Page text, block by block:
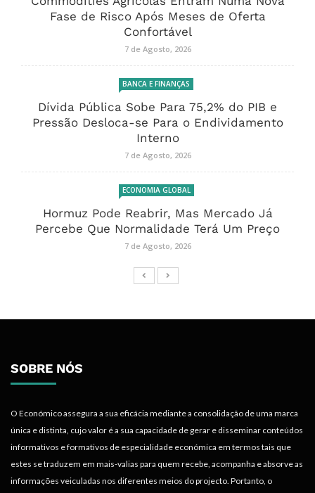
Fase de Risco Após Meses de Oferta
Confortável
7 de Agosto, 2026
BANCA E FINANÇAS
Dívida Pública Sobe Para 75,2% do PIB e
Pressão Desloca-se Para o Endividamento
Interno
7 de Agosto, 2026
ECONOMIA GLOBAL
Hormuz Pode Reabrir, Mas Mercado Já
Percebe Que Normalidade Terá Um Preço
7 de Agosto, 2026
SOBRE NÓS
O Económico assegura a sua eficácia mediante a consolidação de uma marca
única e distinta, cujo valor é a sua capacidade de gerar e disseminar conteúdos
informativos e formativos de especialidade económica em termos tais que
estes se traduzem em mais-valias para quem recebe, acompanha e absorve as
informações veiculadas nos diferentes meios do projecto. Portanto, o